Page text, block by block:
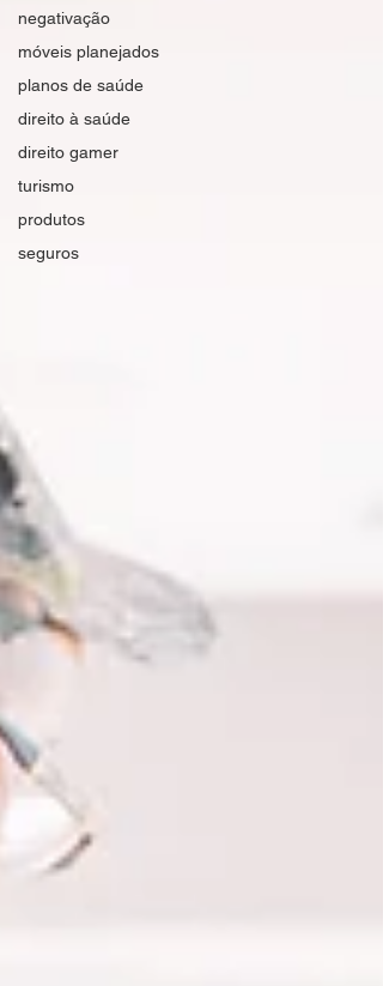
negativação
móveis planejados
planos de saúde
direito à saúde
direito gamer
turismo
produtos
seguros